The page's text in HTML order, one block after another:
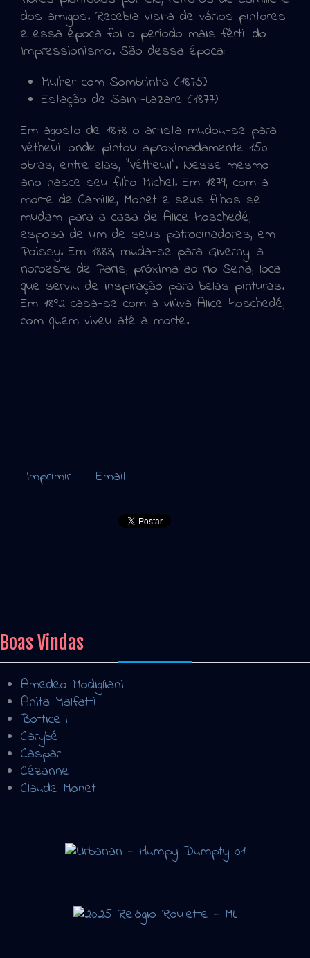
dos amigos. Recebia visita de vários pintores
e essa época foi o período mais fértil do
Impressionismo. São dessa época:
Mulher com Sombrinha (1875)
Estação de Saint-Lazare (1877)
Em agosto de 1878 o artista mudou-se para
Vétheuil onde pintou aproximadamente 150
obras, entre elas, “Vétheuil”. Nesse mesmo
ano nasce seu filho Michel. Em 1879, com a
morte de Camille, Monet e seus filhos se
mudam para a casa de Alice Hoschedé,
esposa de um de seus patrocinadores, em
Poissy. Em 1883, muda-se para Giverny, a
noroeste de Paris, próxima ao rio Sena, local
que serviu de inspiração para belas pinturas.
Em 1892 casa-se com a viúva Alice Hoschedé,
com quem viveu até a morte.
Imprimir Email
Boas Vindas
Amedeo Modigliani
Anita Malfatti
Botticelli
Carybé
Caspar
Cézanne
Claude Monet